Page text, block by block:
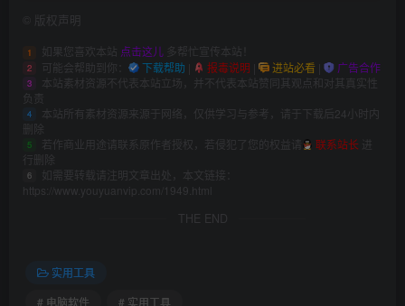
版权声明
1 如果您喜欢本站 点击这儿 多帮忙宣传本站！
2 可能会帮助到你： 下载帮助 报毒说明 | 进站必看 | 广告合作
3
本站素材资源不代表本站立场，并不代表本站赞同其观点和对其真实性
负责
4
本站所有素材资源来源于网络，仅供学习与参考，请于下载后24小时内
删除
5 若作商业用途请联系原作者授权，若侵犯了您的权益请 联系站长 进
行删除
6
如需要转载请注明文章出处，本文链接：
https://www.youyuanvip.com/1949.html
THE END
实用工具
# 电脑软件
# 实用工具